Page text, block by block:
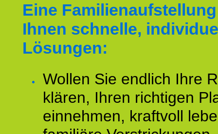
Eine
Ihnen schnelle,
Lösungen:
Wollen Sie endlich Ihre
klären, Ihren richtigen
einnehmen, kraftvoll